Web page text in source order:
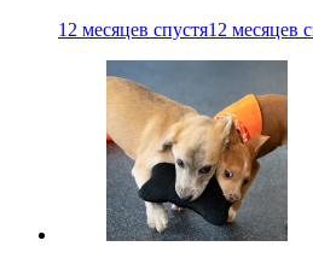
12 месяцев спустя12 месяцев